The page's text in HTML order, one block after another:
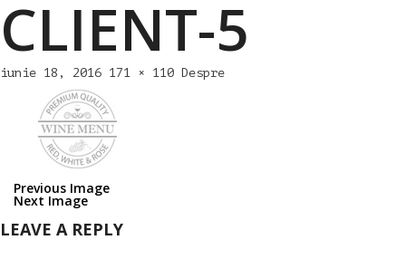
CLIENT-5
iunie 18, 2016 171 × 110 Despre
Previous Image
Next Image
LEAVE A REPLY